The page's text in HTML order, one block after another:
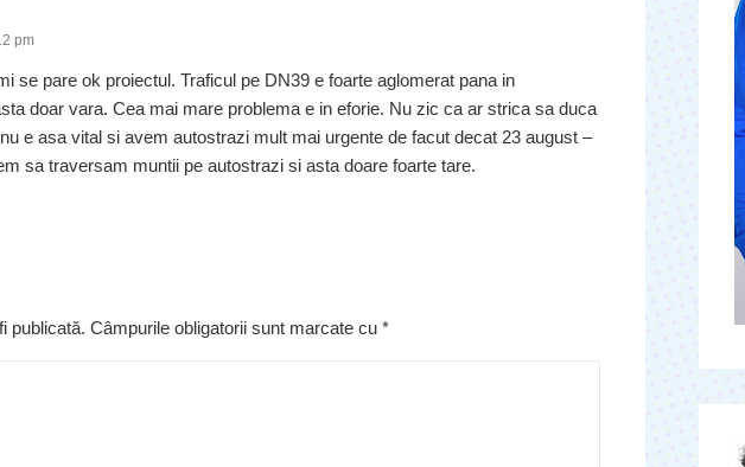
pm
se pare ok proiectul. Traficul pe DN39 e foarte aglomerat pana in
doar vara. Cea mai mare problema e in eforie. Nu zic ca ar strica sa duca
e asa vital si avem autostrazi mult mai urgente de facut decat 23 august –
sa traversam muntii pe autostrazi si asta doare foarte tare.
publicată. Câmpurile obligatorii sunt marcate cu *